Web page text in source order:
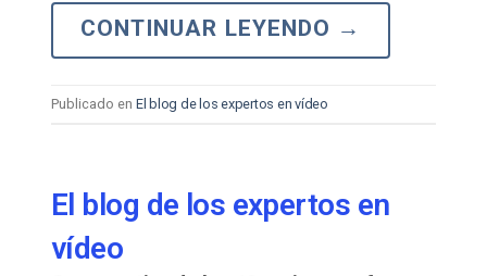
CONTINUAR LEYENDO →
Publicado en El blog de los expertos en vídeo
El blog de los expertos en
vídeo